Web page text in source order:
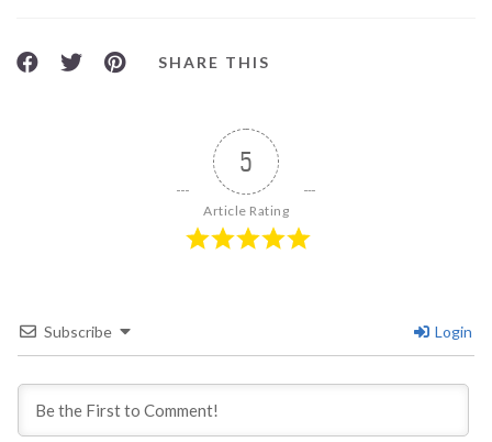
SHARE THIS
5
Article Rating
Subscribe Login